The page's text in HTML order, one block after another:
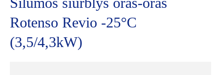
Rotenso Revio -25°C
(3,5/4,3kW)